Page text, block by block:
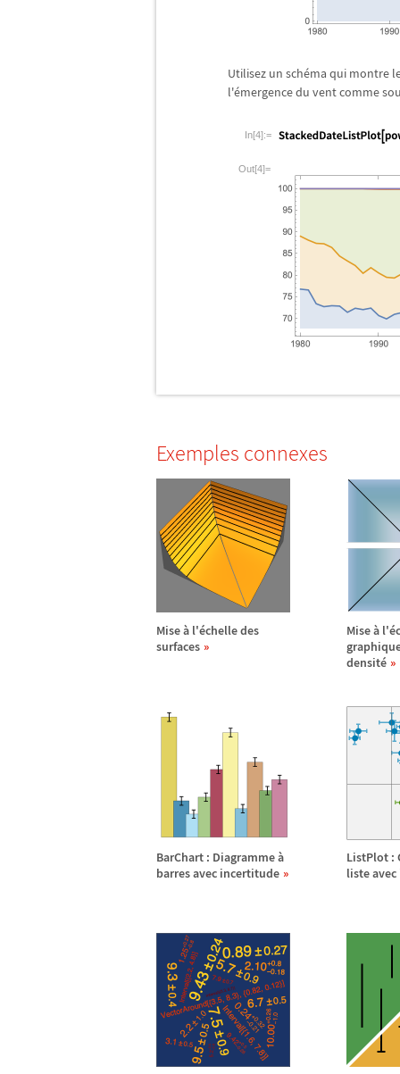
Utilisez un schéma qui montre
l'émergence du vent comme
In[4]:=
Out[4]=
Exemples connexes
Miseà l'échelle des
surfaces
Miseà l'é
densité
BarChart : Diagrammeà
barres avec incertitude
ListPlot :
liste